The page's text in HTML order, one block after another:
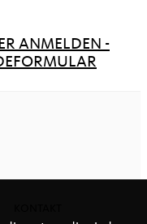
ANMELDEN -